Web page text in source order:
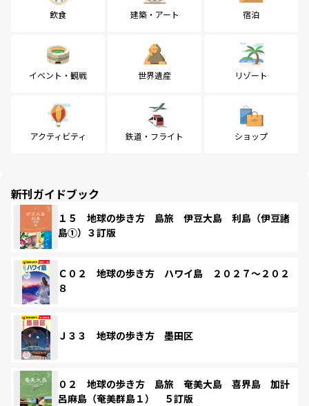
飲食 建築・アート 宿泊
イベント・観戦 世界遺産 リゾート
アクティビティ 鉄道・フライト ショップ
新刊ガイドブック
１５ 地球の歩き方 島旅 伊豆大島 利島（伊豆諸
島①）３訂版
Ｃ０２ 地球の歩き方 ハワイ島 ２０２７～２０２
８
Ｊ３３ 地球の歩き方 墨田区
０２ 地球の歩き方 島旅 奄美大島 喜界島 加計
呂麻島（奄美群島１） ５訂版